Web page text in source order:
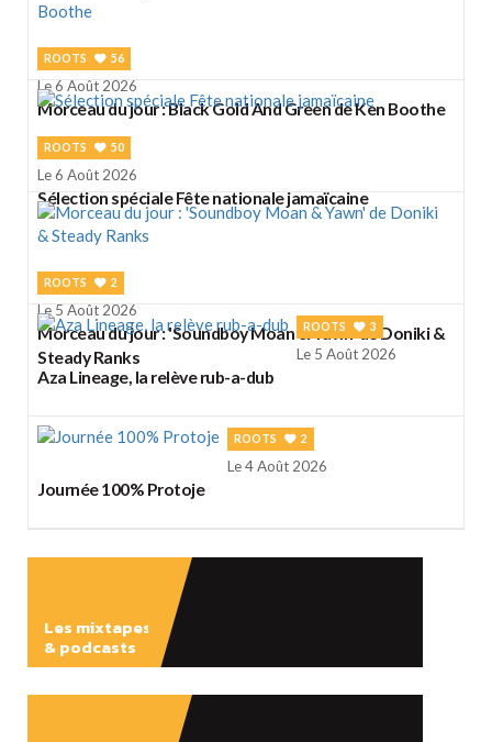
ROOTS 56
Le 6 Août 2026
Morceau du jour : Black Gold And Green de Ken Boothe
ROOTS 50
Le 6 Août 2026
Sélection spéciale Fête nationale jamaïcaine
ROOTS 2
Le 5 Août 2026
Morceau du jour : 'Soundboy Moan & Yawn' de Doniki &
Steady Ranks
ROOTS 3
Le 5 Août 2026
Aza Lineage, la relève rub-a-dub
ROOTS 2
Le 4 Août 2026
Journée 100% Protoje
Les mixtapes
& podcasts